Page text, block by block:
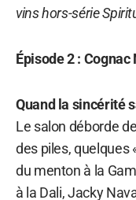
vins hors-série
Épisode 2 : Cognac
Quand la sincérité
Le salon déborde
des piles, quelques
du menton à la
à la Dali, Jacky